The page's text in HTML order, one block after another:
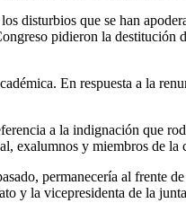
disturbios que se han
pidieron la
En respuesta a la
a la indignación que
exalumnos y miembros de
permanecería al frente
y la vicepresidenta de la